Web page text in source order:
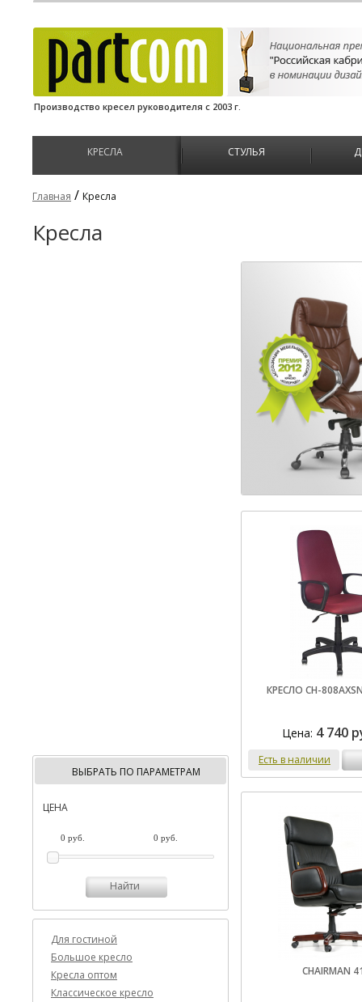
Производство кресел руководителя с 2003 г.
КРЕСЛА СТУЛЬЯ
Главная / Кресла
Кресла
ВЫБРАТЬ ПО ПАРАМЕТРАМ
ЦЕНА
Найти
Для гостиной
Большое кресло
Кресла оптом
Классическое кресло
КРЕСЛО CH-
Цена: 4 740
Есть в наличии
CHAIRMAN